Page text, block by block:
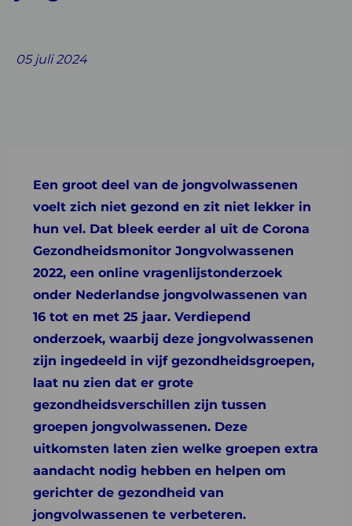
on on on
05 juli 2024
Een groot deel van de jongvolwassenen
voelt zich niet gezond en zit niet lekker in
hun vel. Dat bleek eerder al uit de Corona
Gezondheidsmonitor Jongvolwassenen
2022, een online vragenlijstonderzoek
onder Nederlandse jongvolwassenen van
16 tot en met 25 jaar. Verdiepend
onderzoek, waarbij deze jongvolwassenen
zijn ingedeeld in vijf gezondheidsgroepen,
laat nu zien dat er grote
gezondheidsverschillen zijn tussen
groepen jongvolwassenen. Deze
uitkomsten laten zien welke groepen extra
aandacht nodig hebben en helpen om
gerichter de gezondheid van
jongvolwassenen te verbeteren.